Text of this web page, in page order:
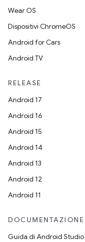
Wear OS
Dispositivi ChromeOS
Android for Cars
Android TV
RELEASE
Android 17
Android 16
Android 15
Android 14
Android 13
Android 12
Android 11
Guida di Android Studio